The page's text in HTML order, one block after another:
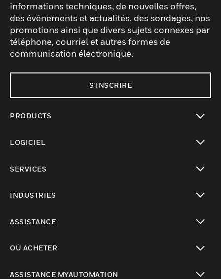
informations techniques, de nouvelles offres,
des événements et actualités, des sondages, nos
promotions ainsi que divers sujets connexes par
téléphone, courriel et autres formes de
communication électronique.
S'INSCRIRE
PRODUCTS
LOGICIEL
SERVICES
INDUSTRIES
ASSISTANCE
OÙ ACHETER
ASSISTANCE MYAUTOMATION